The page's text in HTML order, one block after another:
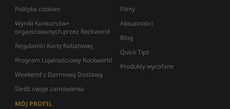
Polityka cookies
Wyniki Konkursów+
organizowanych przez Rockworld
Regulamin Karty Rabatowej
Program Lojalnościowy Rockworld
Weekend z Darmową Dostawą
Śledź swoje zamówienia
Filmy
Aktualności
Blog
Quick Tips
Produkty wycofane
MÓJ PROFIL